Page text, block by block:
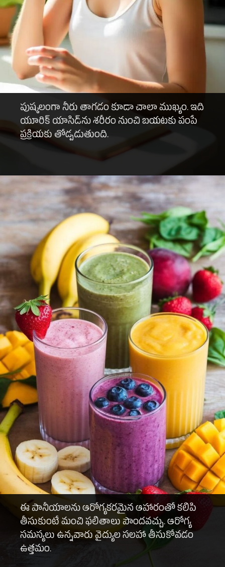
పుష్కలంగా నీరు తాగడం కూడా చాలా ముఖ్యం. ఇది
యూరిక్ యాసిడ్‌ను శరీరం నుంచి బయటకు పంపే
ప్రక్రియకు తోడ్పడుతుంది.
ఈ పానీయాలను ఆరోగ్యకరమైన ఆహారంతో కలిపి
తీసుకుంటే మంచి ఫలితాలు పొందవచ్చు. ఆరోగ్య
సమస్యలు ఉన్నవారు వైద్యుల సలహా తీసుకోవడం
ఉత్తమం.